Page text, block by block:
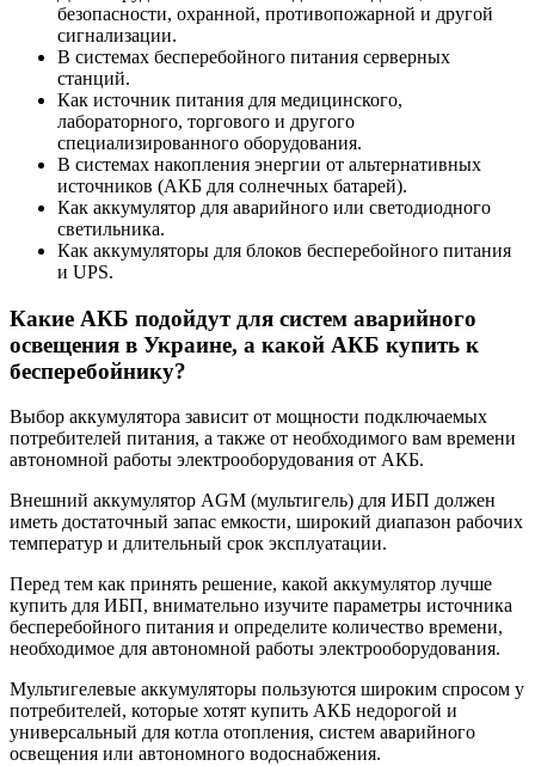
безопасности, охранной, противопожарной и другой
сигнализации.
В системах бесперебойного питания серверных
станций.
Как источник питания для медицинского,
лабораторного, торгового и другого
специализированного оборудования.
В системах накопления энергии от альтернативных
источников (АКБ для солнечных батарей).
Как аккумулятор для аварийного или светодиодного
светильника.
Как аккумуляторы для блоков бесперебойного питания
и UPS.
Какие АКБ подойдут для систем аварийного
освещения в Украине, а какой АКБ купить к
бесперебойнику?
Выбор аккумулятора зависит от мощности подключаемых
потребителей питания, а также от необходимого вам времени
автономной работы электрооборудования от АКБ.
Внешний аккумулятор AGM (мультигель) для ИБП должен
иметь достаточный запас емкости, широкий диапазон рабочих
температур и длительный срок эксплуатации.
Перед тем как принять решение, какой аккумулятор лучше
купить для ИБП, внимательно изучите параметры источника
бесперебойного питания и определите количество времени,
необходимое для автономной работы электрооборудования.
Мультигелевые аккумуляторы пользуются широким спросом у
потребителей, которые хотят купить АКБ недорогой и
универсальный для котла отопления, систем аварийного
освещения или автономного водоснабжения.